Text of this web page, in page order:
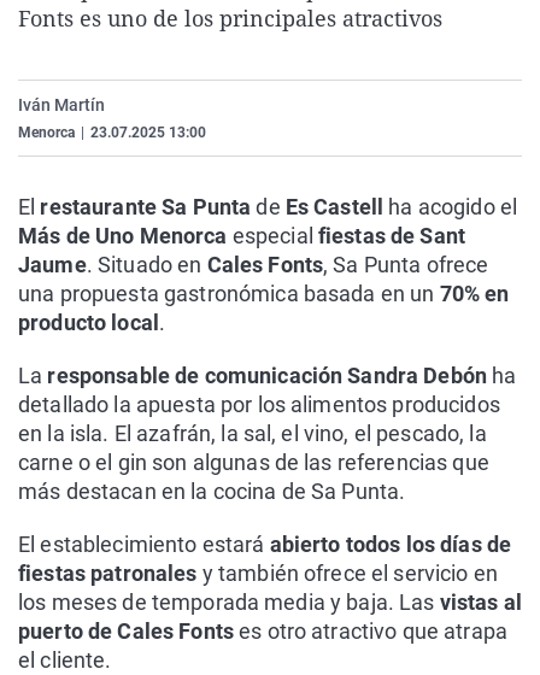
La rosa de los vientos
Caso
Extremadura
Virales
Fonts es uno de los principales atractivos
Iván Martín
Menorca 23.07.2025 13:00
El restaurante Sa Punta de Es Castell
ha acogido el
Más de Uno Menorca especial fiestas de Sant
Jaume. Situado en Cales Fonts, Sa Punta ofrece
una propuesta gastronómica basada en un 70% en
producto local .
La responsable de comunicación Sandra Debón ha
detallado la apuesta por los alimentos producidos
en la isla. El azafrán, la sal, el vino, el pescado, la
carne o el gin son algunas de las referencias que
más destacan en la cocina de Sa Punta.
El establecimiento estará abierto todos los días de
fiestas patronales y también ofrece el servicio en
los meses de temporada media y baja. Las vistas al
puerto de Cales Fontses otro atractivo que atrapa
el cliente.